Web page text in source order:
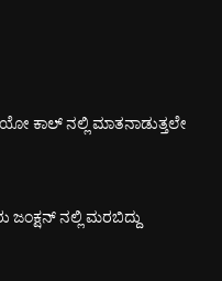
ಕಾಲ್ ನಲ್ಲಿ ಮಾತನಾಡುತ್ತಲೇ
ನಲ್ಲಿ ಮರಬಿದ್ದು